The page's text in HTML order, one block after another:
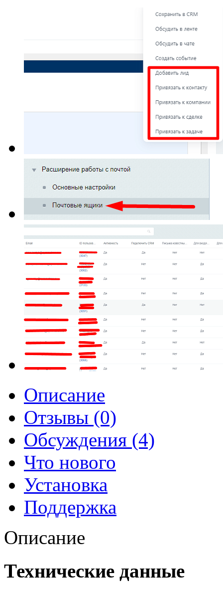
Описание
Отзывы (0)
Обсуждения (4)
Что нового
Установка
Поддержка
Описание
Технические данные